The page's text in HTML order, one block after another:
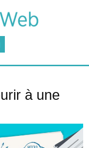
à une